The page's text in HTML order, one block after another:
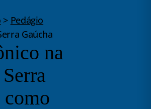
> Pedágio
Gaúcha
na
como